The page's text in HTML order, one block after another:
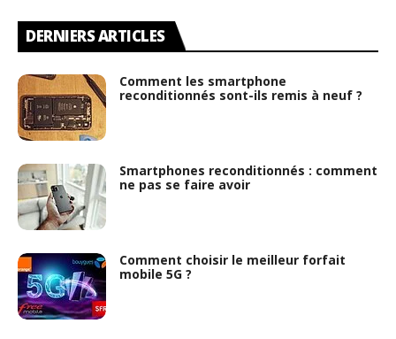
DERNIERS ARTICLES
Comment les smartphone
reconditionnés sont-ils remis à neuf ?
Smartphones reconditionnés : comment
ne pas se faire avoir
Comment choisir le meilleur forfait
mobile 5G ?